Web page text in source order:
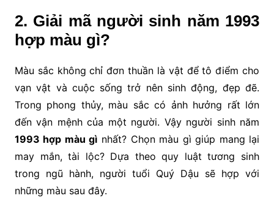
2. Giải mã người sinh năm 1993
hợp màu gì?
Màu sắc không chỉ đơn thuần là vật để tô điểm cho
vạn vật và cuộc sống trở nên sinh động, đẹp đẽ.
Trong phong thủy, màu sắc có ảnh hưởng rất lớn
đến vận mệnh của một người. Vậy người sinh năm
1993 hợp màu gì nhất? Chọn màu gì giúp mang lại
may mắn, tài lộc? Dựa theo quy luật tương sinh
trong ngũ hành, người tuổi Quý Dậu sẽ hợp với
những màu sau đây.